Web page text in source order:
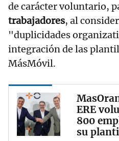
de carácter voluntario,
trabajadores, al
"duplicidades
integración de las
MásMóvil.
ERE
800
su